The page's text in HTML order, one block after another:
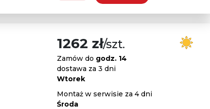
1262 zł/szt.
Zamów do godz. 14
dostawa za 3 dni
Wtorek
Montaż w serwisie za 4 dni
Środa